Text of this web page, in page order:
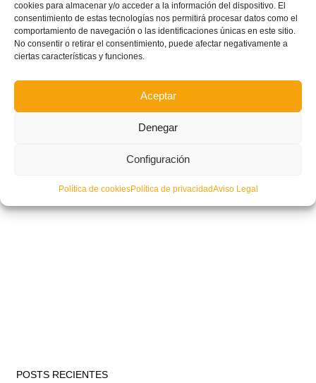
cookies para almacenar y/o acceder a la información del dispositivo. El
consentimiento de estas tecnologías nos permitirá procesar datos como el
comportamiento de navegación o las identificaciones únicas en este sitio.
No consentir o retirar el consentimiento, puede afectar negativamente a
ciertas características y funciones.
Aceptar
Denegar
Configuración
Política de cookiesPolítica de privacidadAviso Legal
POSTS RECIENTES